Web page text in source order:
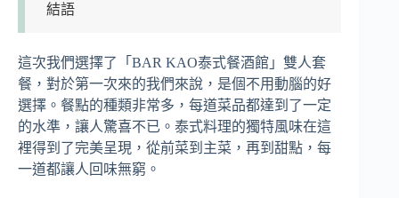
結語
這次我們選擇了「BAR KAO泰式餐酒館」雙人套
餐，對於第一次來的我們來說，是個不用動腦的好
選擇。餐點的種類非常多，每道菜品都達到了一定
的水準，讓人驚喜不已。泰式料理的獨特風味在這
裡得到了完美呈現，從前菜到主菜，再到甜點，每
一道都讓人回味無窮。